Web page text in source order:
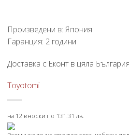
Произведени в: Япония
Гаранция: 2 години
Доставка с Еконт в цяла
Toyotomi
на 12 вноски по 131.31 лв.